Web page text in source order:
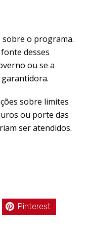
o programa.
desses
ou se a
sobre limites
ou porte das
ser atendidos.
Pinterest